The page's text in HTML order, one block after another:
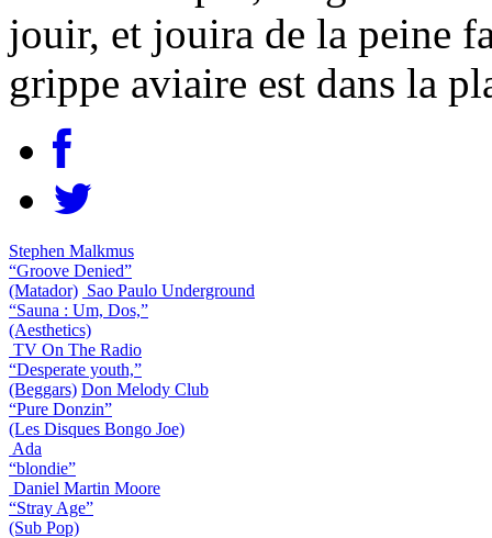
jouir, et jouira de la peine
grippe aviaire est dans la
Stephen Malkmus
“Groove Denied”
(Matador) Sao Paulo Underground
“Sauna : Um, Dos,”
(Aesthetics)
TV On The Radio
“Desperate youth,”
(Beggars) Don Melody Club
“Pure Donzin”
(Les Disques Bongo Joe)
Ada
“blondie”
Daniel Martin Moore
“Stray Age”
(Sub Pop)